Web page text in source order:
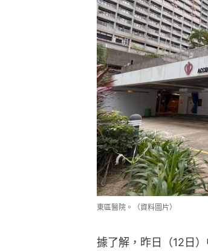
東區醫院。（資料圖片）
據了解，昨日（12日